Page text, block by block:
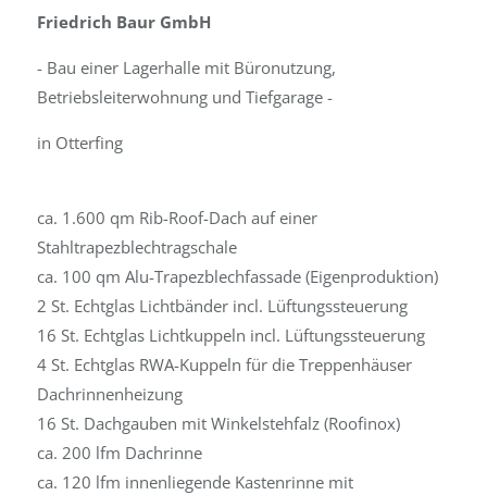
Friedrich Baur GmbH
- Bau einer Lagerhalle mit Büronutzung,
Betriebsleiterwohnung und Tiefgarage -
in Otterfing
ca. 1.600 qm Rib-Roof-Dach auf einer
Stahltrapezblechtragschale
ca. 100 qm Alu-Trapezblechfassade (Eigenproduktion)
2 St. Echtglas Lichtbänder incl. Lüftungssteuerung
16 St. Echtglas Lichtkuppeln incl. Lüftungssteuerung
4 St. Echtglas RWA-Kuppeln für die Treppenhäuser
Dachrinnenheizung
16 St. Dachgauben mit Winkelstehfalz (Roofinox)
ca. 200 lfm Dachrinne
ca. 120 lfm innenliegende Kastenrinne mit